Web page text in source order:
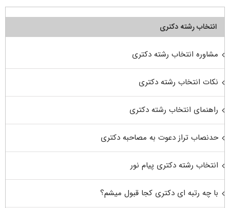
انتخاب رشته دکتری
مشاوره انتخاب رشته دکتری
نکات انتخاب رشته دکتری
راهنمای انتخاب رشته دکتری
حدنصاب تراز دعوت به مصاحبه دکتری
انتخاب رشته دکتری پیام نور
با چه رتبه ای دکتری کجا قبول میشم؟